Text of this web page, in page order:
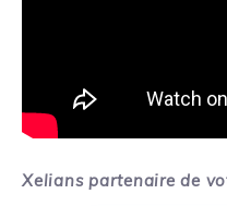
Xelians partenaire de